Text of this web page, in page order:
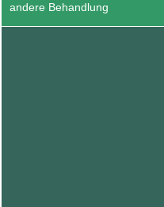
andere Behandlung